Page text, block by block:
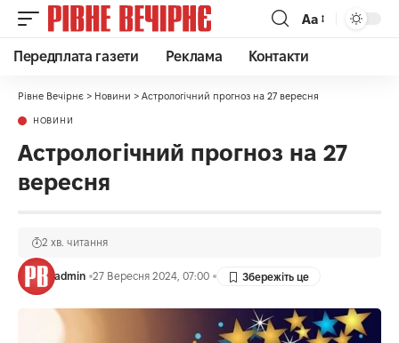
Аа
Передплата газети Реклама Контакти
Рівне Вечірнє > Новини > Астрологічний прогноз на 27 вересня
НОВИНИ
Астрологічний прогноз на 27
вересня
admin 27 Вересня 2024, 07:00
2 хв. читання